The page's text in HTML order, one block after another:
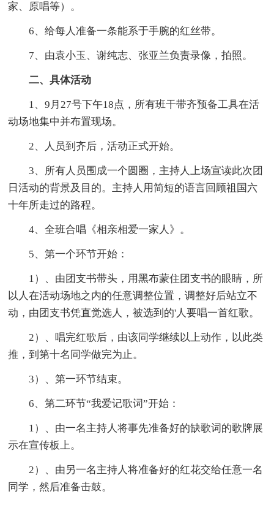
家、原唱等）。
6、给每人准备一条能系于手腕的红丝带。
7、由袁小玉、谢纯志、张亚兰负责录像，拍照。
二、具体活动
1、9月27号下午18点，所有班干带齐预备工具在活
动场地集中并布置现场。
2、人员到齐后，活动正式开始。
3、所有人员围成一个圆圈，主持人上场宣读此次团
日活动的背景及目的。主持人用简短的语言回顾祖国六
十年所走过的路程。
4、全班合唱《相亲相爱一家人》。
5、第一个环节开始：
1）、由团支书带头，用黑布蒙住团支书的眼睛，所
以人在活动场地之内的任意调整位置，调整好后站立不
动，由团支书凭直觉选人，被选到的'人要唱一首红歌。
2）、唱完红歌后，由该同学继续以上动作，以此类
推，到第十名同学做完为止。
3）、第一环节结束。
6、第二环节“我爱记歌词”开始：
1）、由一名主持人将事先准备好的缺歌词的歌牌展
示在宣传板上。
2）、由另一名主持人将准备好的红花交给任意一名
同学，然后准备击鼓。